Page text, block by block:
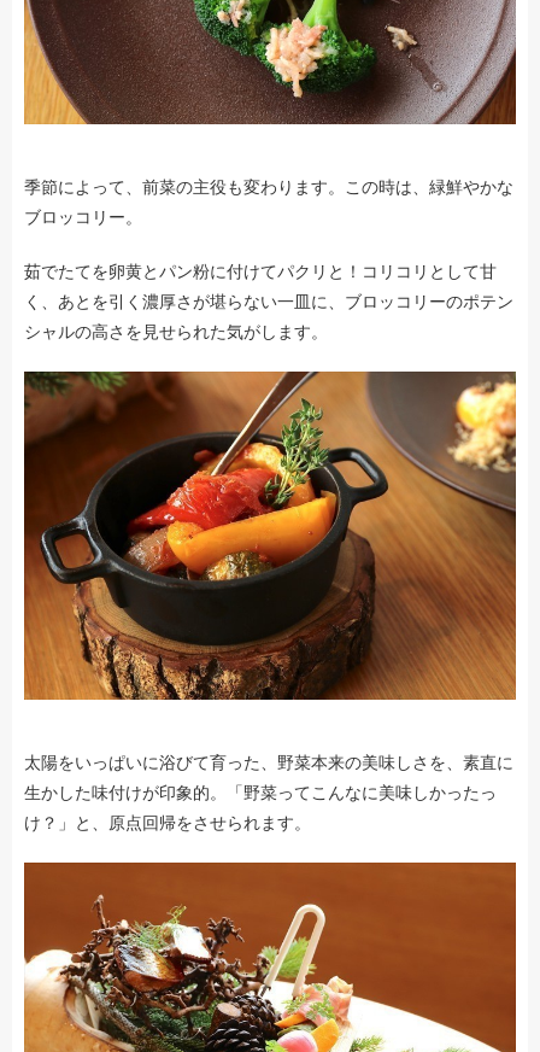
季節によって、前菜の主役も変わります。この時は、緑鮮やかな
ブロッコリー。
茹でたてを卵黄とパン粉に付けてパクリと！コリコリとして甘
く、あとを引く濃厚さが堪らない一皿に、ブロッコリーのポテン
シャルの高さを見せられた気がします。
太陽をいっぱいに浴びて育った、野菜本来の美味しさを、素直に
生かした味付けが印象的。「野菜ってこんなに美味しかったっ
け？」と、原点回帰をさせられます。